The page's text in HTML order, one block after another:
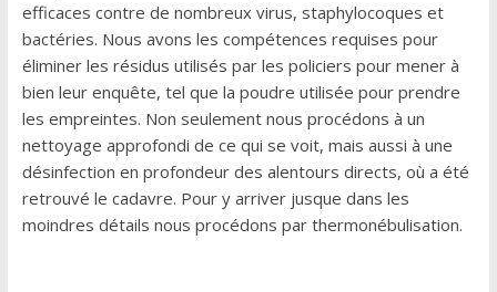
efficaces contre de nombreux virus, staphylocoques et
bactéries. Nous avons les compétences requises pour
éliminer les résidus utilisés par les policiers pour mener à
bien leur enquête, tel que la poudre utilisée pour prendre
les empreintes. Non seulement nous procédons à un
nettoyage approfondi de ce qui se voit, mais aussi à une
désinfection en profondeur des alentours directs, où a été
retrouvé le cadavre. Pour y arriver jusque dans les
moindres détails nous procédons par thermonébulisation.